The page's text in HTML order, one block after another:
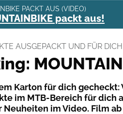
PACKT AUS (VIDEO)
packt aus!
AUSGEPACKT UND FÜR
Karton für dich
im MTB-Bereich für dich
Neuheiten im Video. Film